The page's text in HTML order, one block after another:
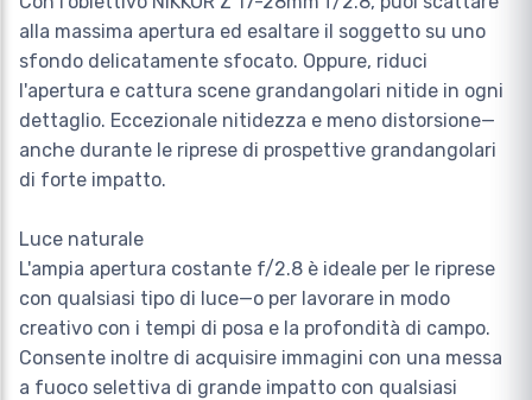
alla massima apertura ed esaltare il soggetto su uno
sfondo delicatamente sfocato. Oppure, riduci
l'apertura e cattura scene grandangolari nitide in ogni
dettaglio. Eccezionale nitidezza e meno distorsione—
anche durante le riprese di prospettive grandangolari
di forte impatto.
Luce naturale
L'ampia apertura costante f/2.8 è ideale per le riprese
con qualsiasi tipo di luce—o per lavorare in modo
creativo con i tempi di posa e la profondità di campo.
Consente inoltre di acquisire immagini con una messa
a fuoco selettiva di grande impatto con qualsiasi